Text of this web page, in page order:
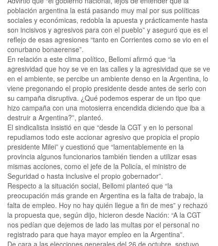
población argentina la está pasando muy mal por sus políticas
sociales y económicas, redobla la apuesta y prácticamente hasta
son incisivos y agresivos para con el pueblo” y aseguró que es el
reflejo de esas agresiones “tanto en Corrientes como se vio en el
conurbano bonaerense”.
En relación a este clima político, Bellomi afirmó que “la
agresividad que hoy se ve en las calles y la agresividad que se ve
en el ambiente, se percibe un ambiente denso en la Argentina, lo
viene pregonando el propio presidente desde antes de serlo con
su campaña disruptiva. ¿Qué podemos esperar de un tipo que
hizo campaña con una motosierra encendida diciendo que iba a
destruir a Argentina?”, planteó.
El sindicalista insistió en que “desde la CGT y en lo personal
repudiamos todo este accionar agresivo que propicia el propio
presidente Milei” y cuestionó que “lamentablemente en la
provincia algunos funcionarios también tienden a utilizar esas
mismas acciones, como el jefe de la Policía, el ministro de
Seguridad o hasta inclusive el propio gobernador”.
Respecto a la situación social, Bellomi planteó que “la
preocupación más grande en Argentina es la falta de trabajo, la
falta de empleo. Hoy no hay quién llegue a fin de mes” y rechazó
la propuesta que, según dijo, hicieron desde Nación: “A la CGT
nos pedían que dejemos de lado las multas por el personal no
registrado para que haya mayor empleo en la Argentina”.
De cara a las elecciones generales del 26 de octubre, sostuvo